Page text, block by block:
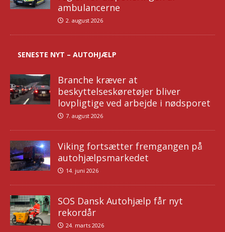
ambulancerne
2. august 2026
SENESTE NYT – AUTOHJÆLP
Branche kræver at
beskyttelseskøretøjer bliver
lovpligtige ved arbejde i nødsporet
7. august 2026
Viking fortsætter fremgangen på
autohjælpsmarkedet
14. juni 2026
SOS Dansk Autohjælp får nyt
rekordår
24. marts 2026